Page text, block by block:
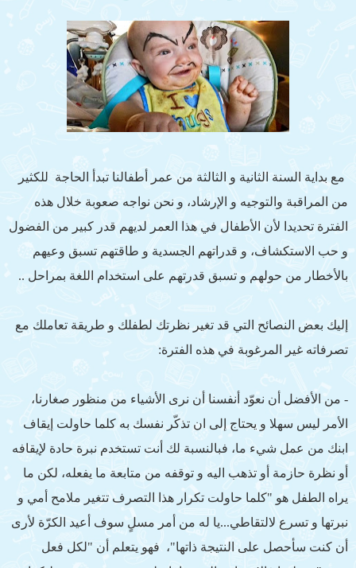
مع بداية السنة الثانية و الثالثة من عمر أطفالنا تبدأ الحاجة للكثير
من المراقبة والتوجيه و الإرشاد، و نحن نواجه صعوبة خلال هذه
الفترة تحديدا لأن الأطفال في هذا العمر لديهم قدر كبير من الفضول
و حب الاستكشاف، و قدراتهم الجسدية و طاقتهم تسبق وعيهم
بالأخطار من حولهم و تسبق قدرتهم على استخدام اللغة بمراحل ..
إليك بعض النصائح التي قد تغير نظرتك لطفلك و طريقة تعاملك مع
تصرفاته غير المرغوبة في هذه الفترة:
- من الأفضل أن نعوّد أنفسنا أن نرى الأشياء من منظور صغارنا،
الأمر ليس سهلا و يحتاج إلى ان تذكّر نفسك به كلما حاولت إيقاف
ابنك من عمل شيء ما، فبالنسبة لك أنت تستخدم نبرة حادة لإيقافه
أو نظرة حازمة أو تذهب اليه و توقفه من متابعة ما يفعله، لكن ما
يراه الطفل هو "كلما حاولت تكرار هذا التصرف تتغير ملامح أمي و
نبرتها و تسرع لالتقاطي...يا له من أمر مسلٍ سوف أعيد الكرّة لأرى
أن كنت سأحصل على النتيجة ذاتها"، فهو يتعلم أن "لكل فعل